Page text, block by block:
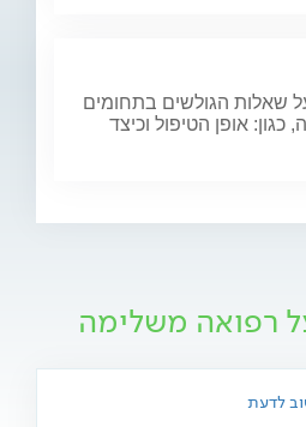
שאלות הגולשים בתחומים
כגון: אופן הטיפול וכיצד
רפואה משלימה
לדעת